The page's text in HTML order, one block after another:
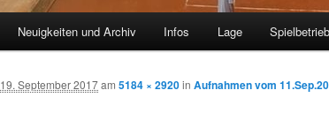
Neuigkeiten und Archiv Infos Lage Spielbetrieb
19. September 2017am 5184 × 2920in Aufnahmen vom